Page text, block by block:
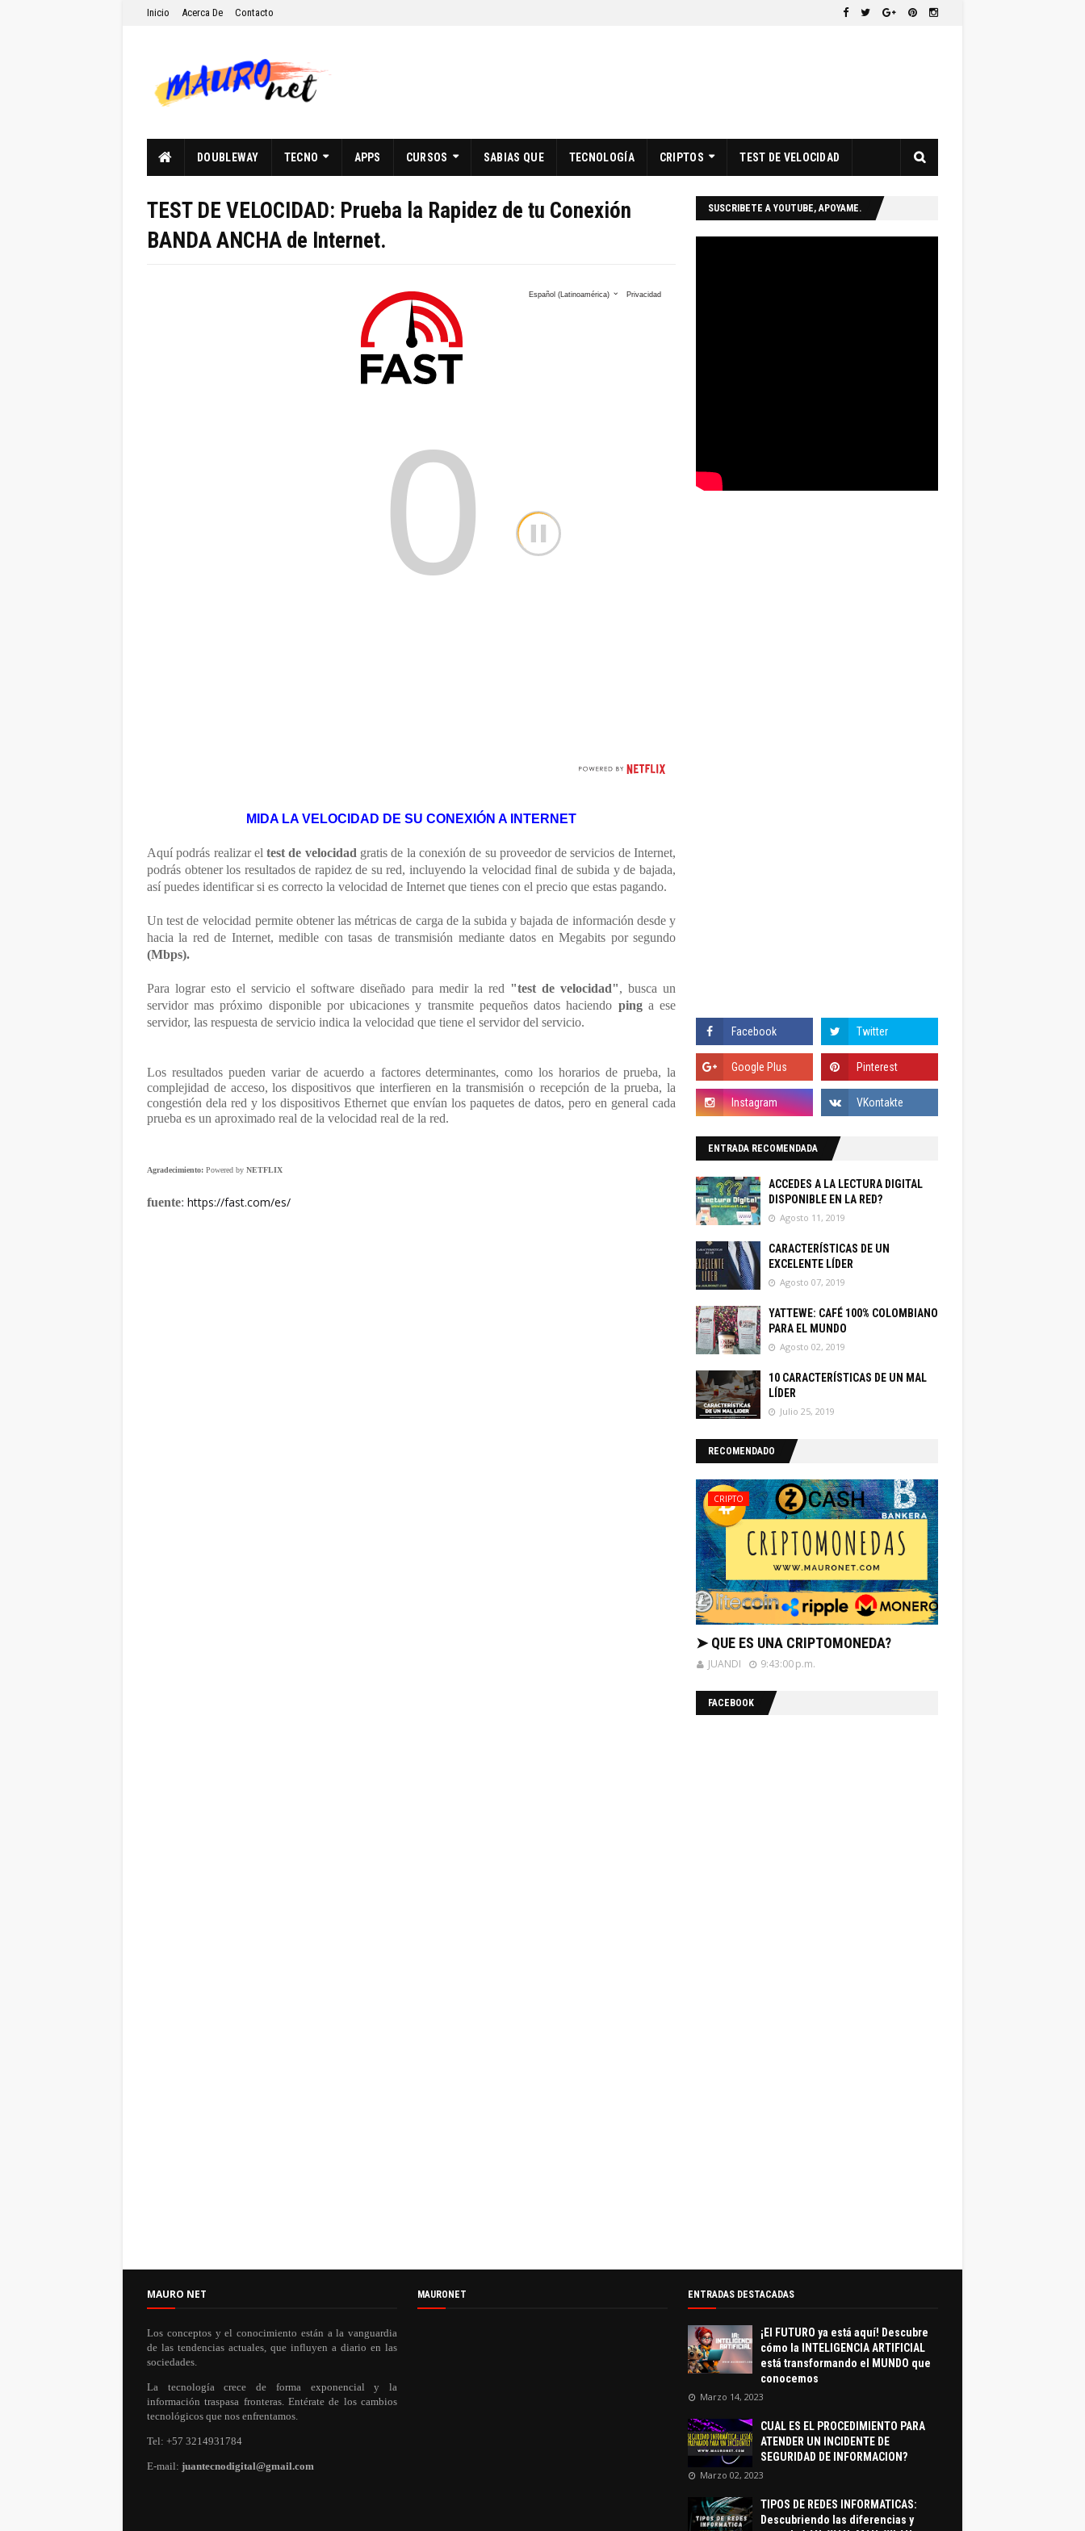
Inicio Acerca De Contacto
DOUBLEWAY TECNO APPS CURSOS SABIAS QUE TECNOLOGÍA CRIPTOS TEST DE VELOCIDAD
TEST DE VELOCIDAD: Prueba la Rapidez de tu Conexión
BANDA ANCHA de Internet.
MIDA LA VELOCIDAD DE SU CONEXIÓN A INTERNET
Aquí podrás realizar eltest de velocidad gratis de la conexión de su proveedor de servicios de Internet,
podrás obtener los resultados de rapidez de su red, incluyendo la velocidad final de subida y de bajada,
así puedes identificar si es correcto la velocidad de Internet que tienes con el precio que estas pagando.
Un test de velocidad permite obtener las métricas de carga de la subida y bajada de información desde y
hacia la red de Internet, medible con tasas de transmisión mediante datos en Megabits por segundo
(Mbps).
Para lograr esto el servicio el software diseñado para medir la red "test de velocidad", busca un
servidor mas próximo disponible por ubicaciones y transmite pequeños datos haciendo pinga ese
servidor, las respuesta de servicio indica la velocidad que tiene el servidor del servicio.
Los resultados pueden variar de acuerdo a factores determinantes, como los horarios de prueba, la
complejidad de acceso, los dispositivos que interfieren en la transmisión o recepción de la prueba, la
congestión dela red y los dispositivos Ethernet que envían los paquetes de datos, pero en general cada
prueba es un aproximado real de la velocidad real de la red.
Agradecimiento: Powered by NETFLIX
fuente: https://fast.com/es/
SUSCRIBETE A YOUTUBE, APOYAME.
ENTRADA RECOMENDADA
ACCEDES A LA LECTURA DIGITAL
DISPONIBLE EN LA RED?
Agosto 11, 2019
CARACTERÍSTICAS DE UN
EXCELENTE LÍDER
Agosto 07, 2019
YATTEWE: CAFÉ 100% COLOMBIANO
PARA EL MUNDO
Agosto 02, 2019
10 CARACTERÍSTICAS DE UN MAL
LÍDER
Julio 25, 2019
RECOMENDADO
CRIPTO
➤ QUE ES UNA CRIPTOMONEDA?
JUANDI 9:43:00 p.m.
FACEBOOK
MAURO NET
Los conceptos y el conocimiento están a la vanguardia
de las tendencias actuales, que influyen a diario en las
sociedades.
La tecnología crece de forma exponencial y la
información traspasa fronteras. Entérate de los cambios
tecnológicos que nos enfrentamos.
Tel: +57 3214931784
E-mail: juantecnodigital@gmail.com
MAURONET ENTRADAS DESTACADAS
¡El FUTURO ya está aquí! Descubre
cómo la INTELIGENCIA ARTIFICIAL
está transformando el MUNDO que
conocemos
Marzo 14, 2023
CUAL ES EL PROCEDIMIENTO PARA
ATENDER UN INCIDENTE DE
SEGURIDAD DE INFORMACION?
Marzo 02, 2023
TIPOS DE REDES INFORMATICAS:
Descubriendo las diferencias y